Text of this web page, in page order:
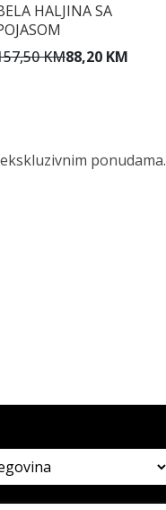
HALJINA SA
KM88,20 KM
ponudama.